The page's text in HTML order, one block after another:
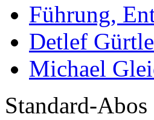
Führung,
Detlef
Michael
Standard-Abos